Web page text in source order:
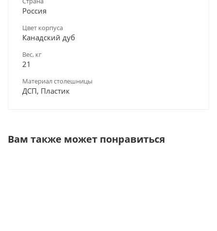
Россия
Цвет корпуса
Канадский дуб
Вес, кг
21
Материал столешницы
ДСП, Пластик
Вам также может понравиться